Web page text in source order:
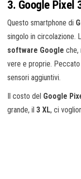
3. Google Pixel
Questo smartphone di
singolo in circolazione.
software Google che,
vere e proprie.
sensori aggiuntivi.
Il costo del Google
grande, il 3 XL, ci